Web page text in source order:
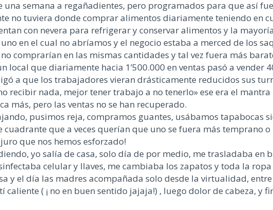
una semana a regañadientes, pero programados para que así
no tuviera donde comprar alimentos diariamente teniendo en
con nevera para refrigerar y conservar alimentos y la
en el cual no abríamos y el negocio estaba a merced de los
comprarían en las mismas cantidades y tal vez fuera más
local que diariamente hacia 1’500.000 en ventas pasó a
a que los trabajadores vieran drásticamente reducidos sus
recibir nada, mejor tener trabajo a no tenerlo» ese era el
más, pero las ventas no se han recuperado.
pusimos reja, compramos guantes, usábamos tapabocas
que a veces querían que uno se fuera más temprano
que nos hemos esforzado!
yo salía de casa, solo día de por medio, me trasladaba en
celular y llaves, me cambiaba los zapatos y toda la
y el día las madres acompañada solo desde la virtualidad,
caliente ( ¡ no en buen sentido jajaja!) , luego dolor de cabeza, y